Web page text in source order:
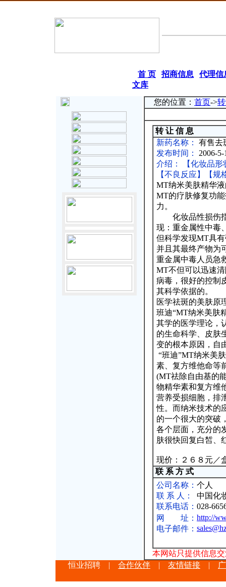
首 页 招商信息
代理信
文库
您的位置： 首页->
转 让 信 息
新药名称：
有售去
发布时间：
2006-5-
介绍： 【化妆品
【不良反应】【
MT纳米美肤精华
MT的疗肤修复功
力。
化妆品性损伤指
现：重金属性中毒
但科学发现MT具
并且其最终产物为
重金属中毒人员急
MT不但可以迅速
病毒，很好的控制
其科学依据的。
医学祛斑的美肤原
班迪“MT纳米美肤
其学的医学理论，
的生命科学、皮肤
变的根本原因，自
“班迪”MT纳米美
素、复方维他命等
(MT祛除自由基的
物精华素和复方维
营养受损细胞，排
性。而纳米技术的
的一个很大的突破
各个层面，充分的
肤很快回复白皙、
现价：２６８
联 系 方 式
公司名称： 个人
联 系 人：
中国化
联系电话： 028-
网 址： http://
电子邮件：
本网站只提供信息
恒业招聘
| 合作伙伴 | 友情链接 |